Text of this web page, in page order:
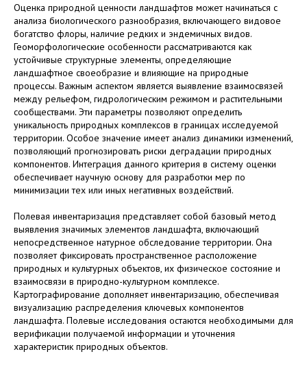
Оценка природной ценности ландшафтов может начинаться с
анализа биологического разнообразия, включающего видовое
богатство флоры, наличие редких и эндемичных видов.
Геоморфологические особенности рассматриваются как
устойчивые структурные элементы, определяющие
ландшафтное своеобразие и влияющие на природные
процессы. Важным аспектом является выявление взаимосвязей
между рельефом, гидрологическим режимом и растительными
сообществами. Эти параметры позволяют определить
уникальность природных комплексов в границах исследуемой
территории. Особое значение имеет анализ динамики изменений,
позволяющий прогнозировать риски деградации природных
компонентов. Интеграция данного критерия в систему оценки
обеспечивает научную основу для разработки мер по
минимизации тех или иных негативных воздействий.
Полевая инвентаризация представляет собой базовый метод
выявления значимых элементов ландшафта, включающий
непосредственное натурное обследование территории. Она
позволяет фиксировать пространственное расположение
природных и культурных объектов, их физическое состояние и
взаимосвязи в природно-культурном комплексе.
Картографирование дополняет инвентаризацию, обеспечивая
визуализацию распределения ключевых компонентов
ландшафта. Полевые исследования остаются необходимыми для
верификации получаемой информации и уточнения
характеристик природных объектов.